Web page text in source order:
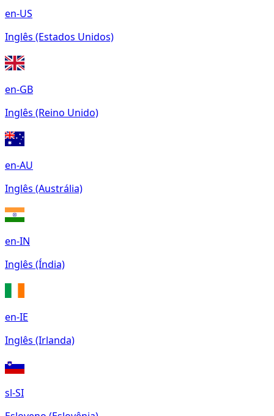
en-US
Inglês (Estados Unidos)
en-GB
Inglês (Reino Unido)
en-AU
Inglês (Austrália)
en-IN
Inglês (Índia)
en-IE
Inglês (Irlanda)
sl-SI